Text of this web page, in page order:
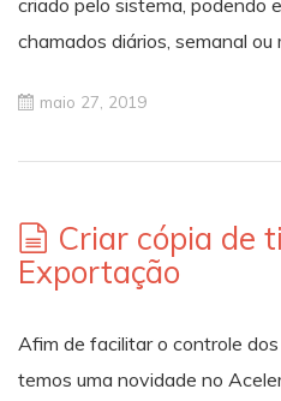
criado pelo sistema, podendo
chamados diários, semanal ou
maio 27, 2019
Criar cópia de
Exportação
Afim de facilitar o controle
temos uma novidade no